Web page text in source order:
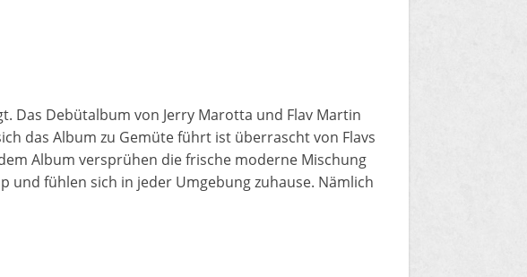
Das Debütalbum von Jerry Marotta und Flav Martin
das Album zu Gemüte führt ist überrascht von Flavs
Album versprühen die frische moderne Mischung
fühlen sich in jeder Umgebung zuhause. Nämlich